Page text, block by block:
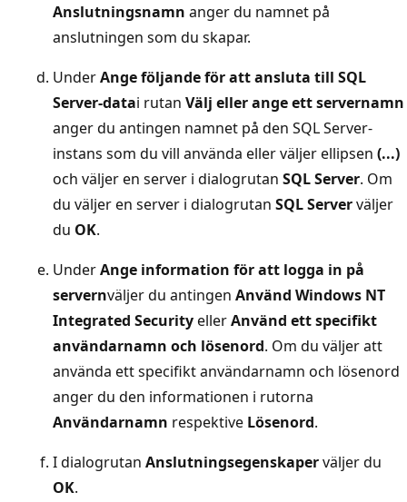
Anslutningsnamn anger du namnet på
anslutningen som du skapar.
UnderAnge följande för att ansluta till SQL
Server-datai rutan Välj eller ange ett servernamn
anger du antingen namnet på den SQL Server-
instans som du vill använda eller väljer ellipsen (...)
och väljer en server i dialogrutan SQL Server. Om
du väljer en server i dialogrutan SQL Serverväljer
du OK.
UnderAnge information för att logga in på
servernväljer du antingen Använd Windows NT
Integrated SecurityellerAnvänd ett specifikt
användarnamn och lösenord. Om du väljer att
använda ett specifikt användarnamn och lösenord
anger du den informationen i rutorna
Användarnamn respektive Lösenord.
I dialogrutan Anslutningsegenskaperväljer du
OK.